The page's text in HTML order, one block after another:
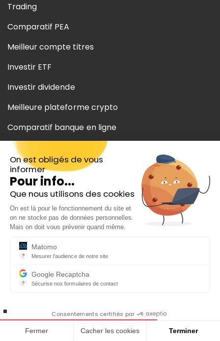
On est obligés de vous
informer
Pour info...
Que nous utilisons des cookies
On est là pour le fonctionnement du site et
on ne stocke pas de données personnelles.
Mais on doit vous prévenir quand même.
?
Matomo
Mesurer l'audience de notre site
?
Google Recaptcha
Sécurise nos formulaires de contact
stop loading Consentements certifiés par
Fermer Cacher les cookies Terminer
Inscrivez-vous gratuitement à
notre Newsletter hebdo
En cadeau notre ebook
politique de confidentialité de ce site
Trading
Comparatif PEA
Meilleur compte titres
Investir ETF
Investir dividende
Meilleure plateforme crypto
Comparatif banque en ligne
Aide
Qui sommes-nous ?
Nos auteurs
Mentions légales
CGU
CGV
Publicité sur notre site
Contact
Toutes nos informations sont, par nature,
génériques. Elles ne tiennent pas compte de votre